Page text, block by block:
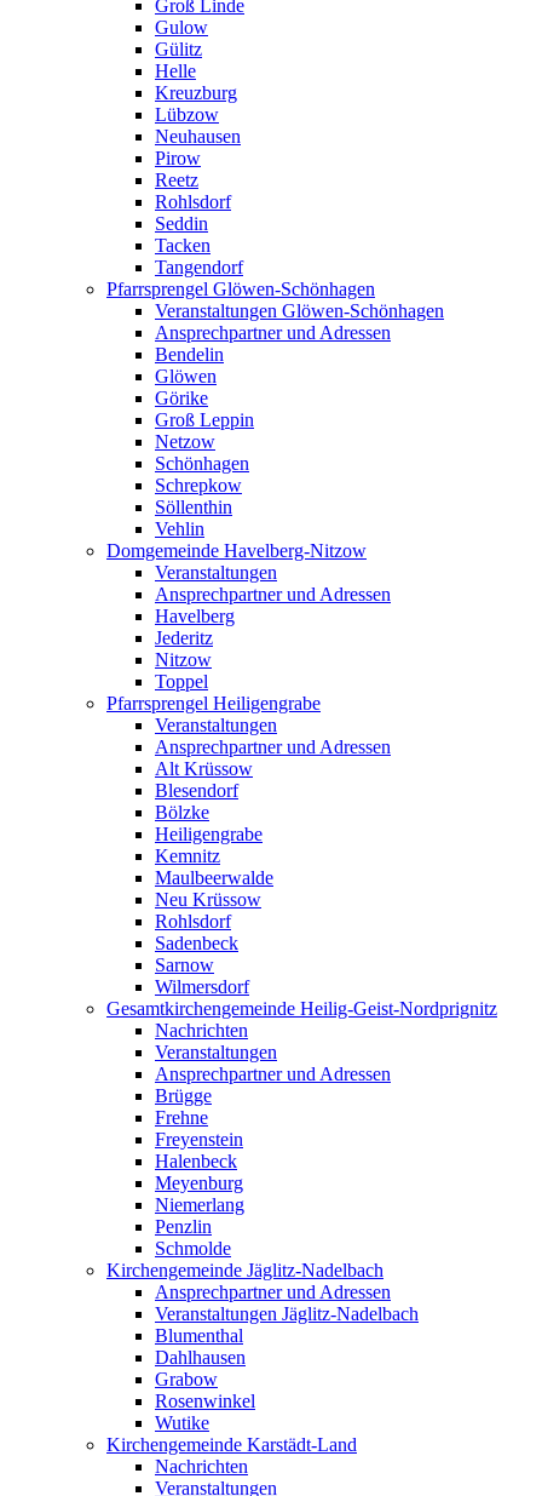
Groß Linde
Gulow
Gülitz
Helle
Kreuzburg
Lübzow
Neuhausen
Pirow
Reetz
Rohlsdorf
Seddin
Tacken
Tangendorf
Pfarrsprengel Glöwen-Schönhagen
Veranstaltungen Glöwen-Schönhagen
Ansprechpartner und Adressen
Bendelin
Glöwen
Görike
Groß Leppin
Netzow
Schönhagen
Schrepkow
Söllenthin
Vehlin
Domgemeinde Havelberg-Nitzow
Veranstaltungen
Ansprechpartner und Adressen
Havelberg
Jederitz
Nitzow
Toppel
Pfarrsprengel Heiligengrabe
Veranstaltungen
Ansprechpartner und Adressen
Alt Krüssow
Blesendorf
Bölzke
Heiligengrabe
Kemnitz
Maulbeerwalde
Neu Krüssow
Rohlsdorf
Sadenbeck
Sarnow
Wilmersdorf
Gesamtkirchengemeinde Heilig-Geist-Nordprignitz
Nachrichten
Veranstaltungen
Ansprechpartner und Adressen
Brügge
Frehne
Freyenstein
Halenbeck
Meyenburg
Niemerlang
Penzlin
Schmolde
Kirchengemeinde Jäglitz-Nadelbach
Ansprechpartner und Adressen
Veranstaltungen Jäglitz-Nadelbach
Blumenthal
Dahlhausen
Grabow
Rosenwinkel
Wutike
Kirchengemeinde Karstädt-Land
Nachrichten
Veranstaltungen